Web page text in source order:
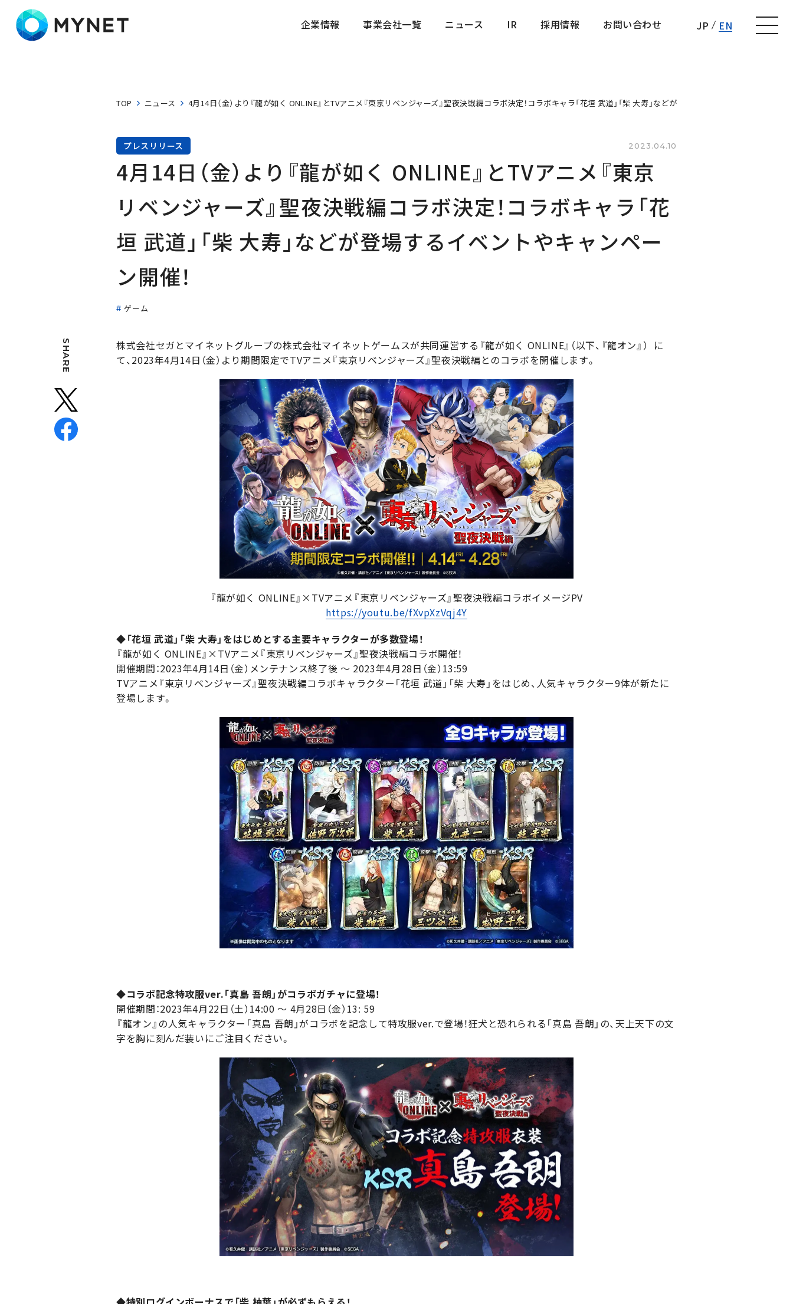
企業情報
事業会社一覧
ニュース
IR
採用情報
お問い合わせ
JP EN
TOP ニュース 4月14日（金）より『龍が如く ONLINE』とTVアニメ『東京リベンジャーズ』聖夜決戦編コラボ決定！コラボキャラ「花垣 武道」「柴 大寿」などが登場するイベントやキャンペー
プレスリリース 2023.04.10
4月14日（金）より『龍が如く ONLINE』とTVアニメ『東京
リベンジャーズ』聖夜決戦編コラボ決定！コラボキャラ「花
垣 武道」「柴 大寿」などが登場するイベントやキャンペー
ン開催！
ゲーム
SHARE
株式会社セガとマイネットグループの株式会社マイネットゲームスが共同運営する『龍が如く ONLINE』（以下、『龍オン』） に
て、2023年4月14日（金）より期間限定でTVアニメ『東京リベンジャーズ』聖夜決戦編とのコラボを開催します。
『龍が如く ONLINE』×TVアニメ『東京リベンジャーズ』聖夜決戦編コラボイメージPV
https://youtu.be/fXvpXzVqj4Y
◆「花垣 武道」「柴 大寿」をはじめとする主要キャラクターが多数登場！
『龍が如く ONLINE』×TVアニメ『東京リベンジャーズ』聖夜決戦編コラボ開催！
開催期間：2023年4月14日（金）メンテナンス終了後 ～ 2023年4月28日（金）13:59
TVアニメ『東京リベンジャーズ』聖夜決戦編コラボキャラクター「花垣 武道」「柴 大寿」をはじめ、人気キャラクター9体が新たに
登場します。
◆コラボ記念特攻服ver.「真島 吾朗」がコラボガチャに登場！
開催期間：2023年4月22日（土）14:00 ～ 4月28日（金）13: 59
『龍オン』の人気キャラクター「真島 吾朗」がコラボを記念して特攻服ver.で登場！狂犬と恐れられる「真島 吾朗」の、天上天下の文
字を胸に刻んだ装いにご注目ください。